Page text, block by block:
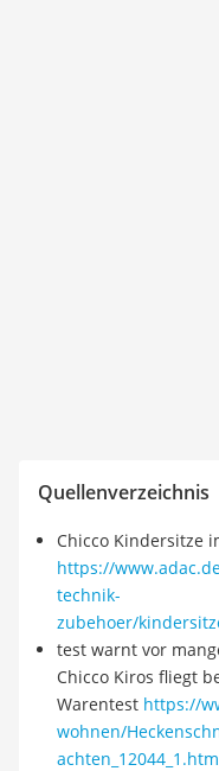
Quellenverzeichnis
Chicco Kindersitze
https://
technik-
zubehoer/
test warnt vor
Chicco Kiros fliegt
Warentest https://
wohnen/